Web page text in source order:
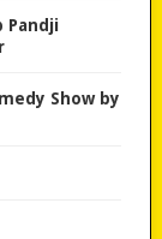
Pandji
Show by